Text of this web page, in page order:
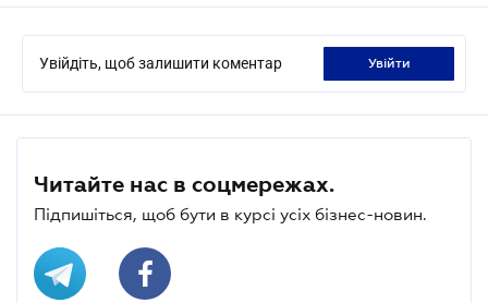
Увійдіть, щоб залишити коментар увійти
Читайте нас в соцмережах.
Підпишіться, щоб бути в курсі усіх бізнес-новин.